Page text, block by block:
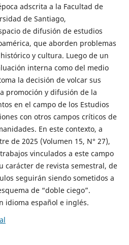
adscrita a la Facultad de
de Santiago,
de difusión de estudios
que aborden problemas
y cultura. Luego de un
interna como del medio
la decisión de volcar sus
promoción y difusión de la
en el campo de los Estudios
con otros campos críticos de
En este contexto, a
de 2025 (Volumen 15, N° 27),
vinculados a este campo
carácter de revista semestral, de
seguirán siendo sometidos a
de “doble ciego”.
idioma español e inglés.